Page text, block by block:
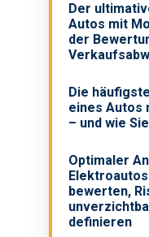
Der
Autos mit
der
Die
eines Autos
– und wie
Optimaler
bewerten,
definieren